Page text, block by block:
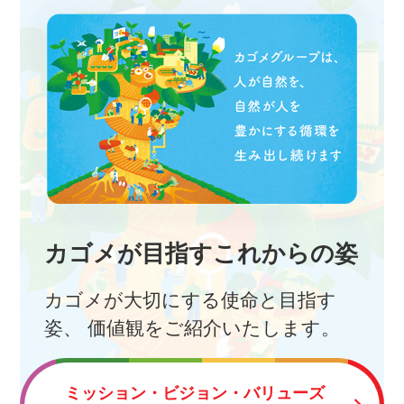
カゴメが目指すこれからの姿
カゴメが大切にする使命と目指す
姿、
価値観をご紹介いたします。
ミッション・ビジョン・バリューズ